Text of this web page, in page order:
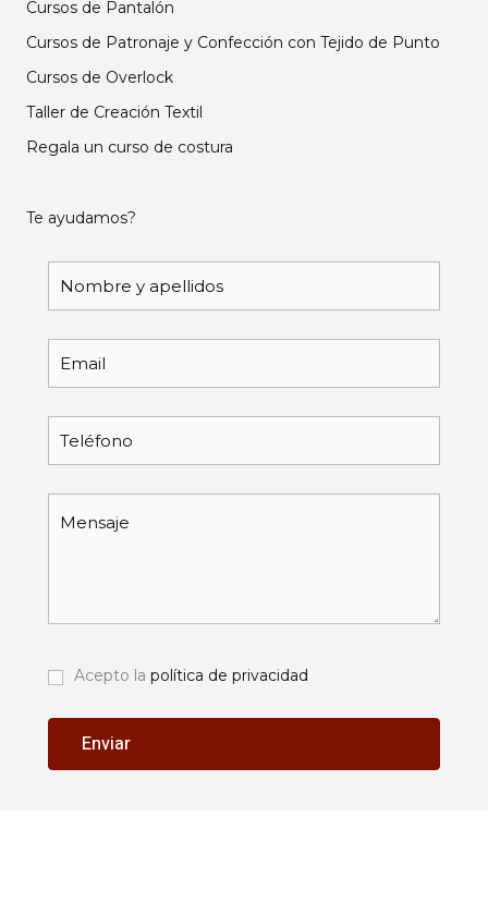
Cursos de Pantalón
Cursos de Patronaje y Confección con Tejido de Punto
Cursos de Overlock
Taller de Creación Textil
Regala un curso de costura
Te ayudamos?
Acepto la política de privacidad